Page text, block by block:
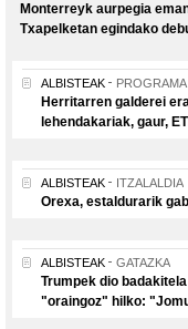
Monterreyk aurpegia
Txapelketan egindako
ALBISTEAK
Herritarren galderei
lehendakariak, gaur,
ALBISTEAK ITZALALDIA
Orexa, estaldurarik
ALBISTEAK GATAZKA
Trumpek dio
"oraingoz" hilko: